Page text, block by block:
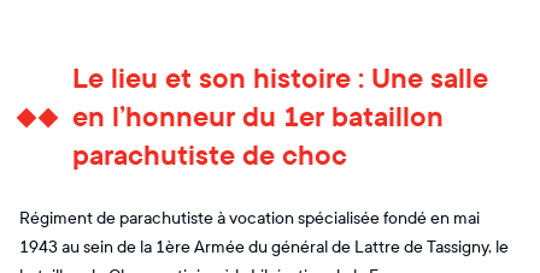
Le lieu et son histoire : Une salle
en l’honneur du 1er bataillon
parachutiste de choc
Régiment de parachutiste à vocation spécialisée fondé en mai
1943 au sein de la 1ère Armée du général de Lattre de Tassigny, le